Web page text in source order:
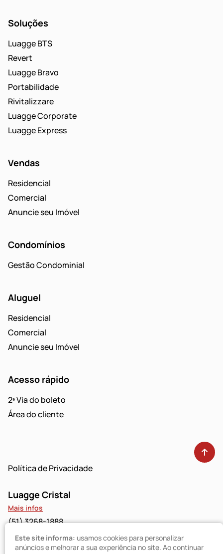
Soluções
Luagge BTS
Revert
Luagge Bravo
Portabilidade
Rivitalizzare
Luagge Corporate
Luagge Express
Vendas
Residencial
Comercial
Anuncie seu Imóvel
Condomínios
Gestão Condominial
Aluguel
Residencial
Comercial
Anuncie seu Imóvel
Acesso rápido
2ª Via do boleto
Área do cliente
Política de Privacidade
Luagge Cristal
Mais infos
(51) 3268-1888
Luagge Bravo
Este site informa: usamos cookies para personalizar
anúncios e melhorar a sua experiência no site. Ao continuar